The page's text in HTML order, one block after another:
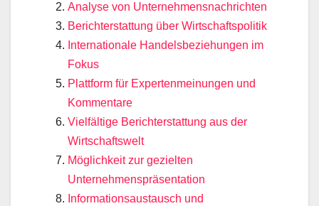
Analyse von Unternehmensnachrichten
Berichterstattung über Wirtschaftspolitik
Internationale Handelsbeziehungen im
Fokus
Plattform für Expertenmeinungen und
Kommentare
Vielfältige Berichterstattung aus der
Wirtschaftswelt
Möglichkeit zur gezielten
Unternehmenspräsentation
Informationsaustausch und